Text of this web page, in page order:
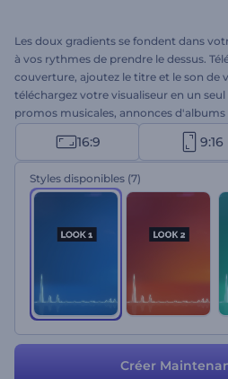
Les doux gradients se fondent dans
à vos rythmes de prendre le dessus.
couverture, ajoutez le titre et le son de
téléchargez votre visualiseur en un
promos musicales, annonces
projets connexes. Créez votre
16:9 9:16
Styles disponibles (7)
Créer